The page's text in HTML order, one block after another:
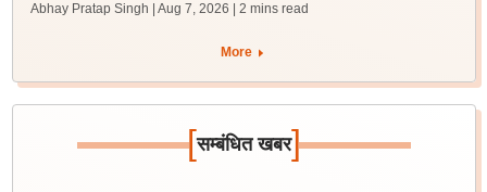
Abhay Pratap Singh | Aug 7, 2026 | 2 mins read
More
[सम्बंधित खबर]